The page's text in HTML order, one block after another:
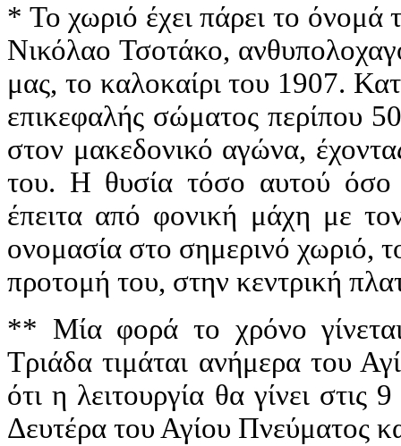
* Το χωριό έχει πάρει το
Νικόλαο Τσοτάκο,
μας, το καλοκαίρι του 1907.
επικεφαλής σώματος περίπου
στον μακεδονικό αγώνα,
του. Η θυσία τόσο αυτού
έπειτα από φονική μάχη με
ονομασία στο σημερινό χωριό,
προτομή του, στην κεντρική
** Μία φορά το χρόνο
Τριάδα τιμάται ανήμερα του
ότι η λειτουργία θα γίνει
Δευτέρα του Αγίου Πνεύματος